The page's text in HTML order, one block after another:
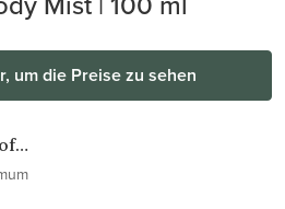
um die Preise zu sehen